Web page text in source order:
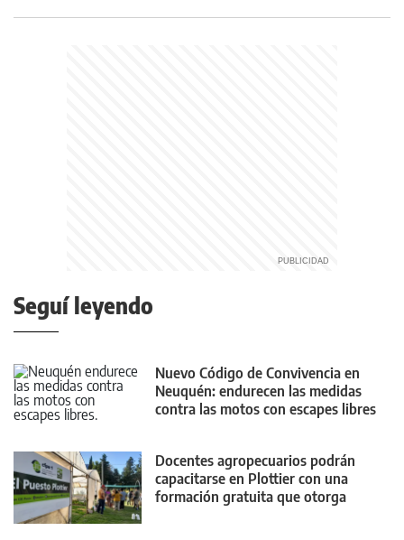
Seguí leyendo
Nuevo Código de Convivencia en
Neuquén: endurecen las medidas
contra las motos con escapes libres
Docentes agropecuarios podrán
capacitarse en Plottier con una
formación gratuita que otorga